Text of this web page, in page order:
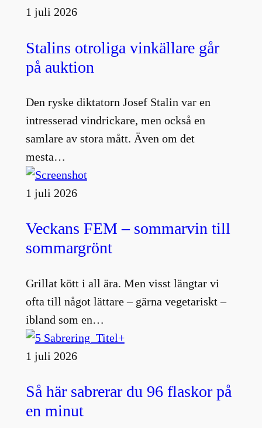
1 juli 2026
Stalins otroliga vinkällare går
på auktion
Den ryske diktatorn Josef Stalin var en
intresserad vindrickare, men också en
samlare av stora mått. Även om det
mesta…
1 juli 2026
Veckans FEM – sommarvin till
sommargrönt
Grillat kött i all ära. Men visst längtar vi
ofta till något lättare – gärna vegetariskt –
ibland som en…
1 juli 2026
Så här sabrerar du 96 flaskor på
en minut